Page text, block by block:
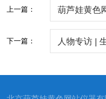
上一篇： 葫芦娃黄色
下一篇： 人物专访 |